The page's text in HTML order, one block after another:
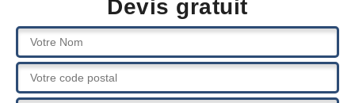
Devis gratuit